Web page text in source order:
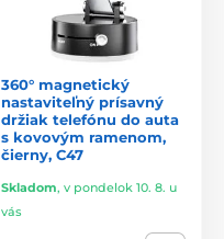
360° magnetický
nastaviteľný prísavný
držiak telefónu do auta
s kovovým ramenom,
čierny, C47
Skladom, v pondelok 10. 8. u
vás